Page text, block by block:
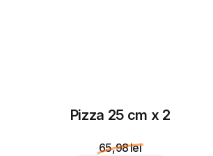
Pizza 25 cm x 2
65,98 lei